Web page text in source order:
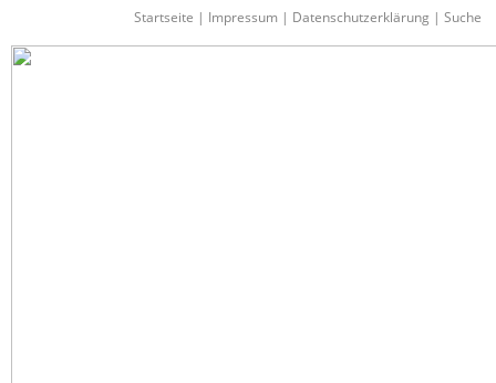
Startseite | Impressum | Datenschutzerklärung | Suche